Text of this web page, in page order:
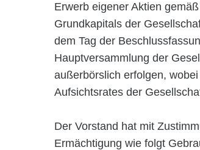
Erwerb eigener Aktien
Grundkapitals der
dem Tag der
Hauptversammlung der
außerbörslich erfolgen,
Aufsichtsrates der
Der Vorstand hat mit
Ermächtigung wie folgt